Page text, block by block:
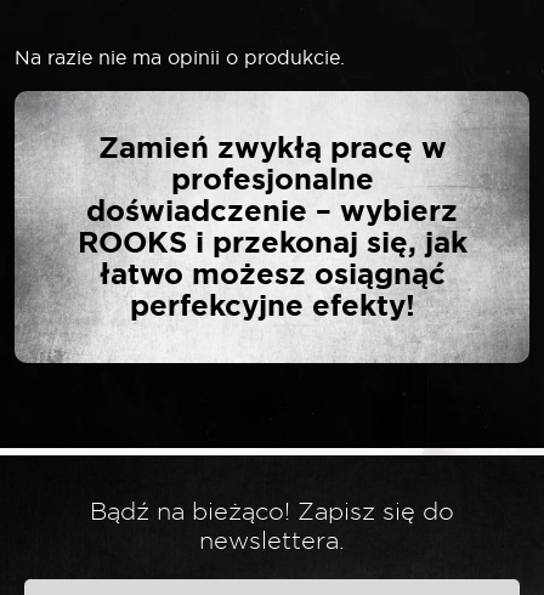
Na razie nie ma opinii o produkcie.
NAPISZ PIERWSZĄ
OPINIĘ O „ROOKS
ZESTAW O-RINGÓW
GUMOWYCH 18
RODZAJÓW 225
ELEMENTÓW”
Zamień zwykłą pracę w
profesjonalne
doświadczenie – wybierz
ROOKS i przekonaj się, jak
łatwo możesz osiągnąć
perfekcyjne efekty!
Bądź na bieżąco! Zapisz się do
newslettera.